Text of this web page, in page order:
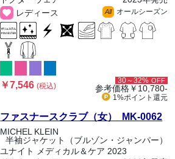
レディース
All オールシーズン
￥7,546(税込)
30～32% OFF
参考価格￥10,780-
1%ポイント 還元
ファスナースクラブ（女） MK-0062
MICHEL KLEIN
半袖ジャケット（ブルゾン・ジャンパー）
ユナイト メディカル＆ケア 2023